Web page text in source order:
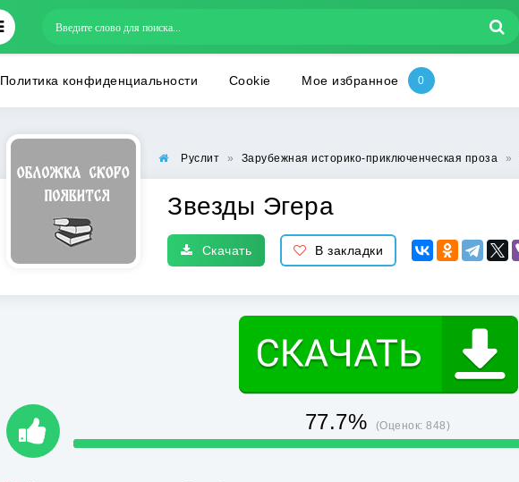
Политика конфиденциальности Cookie Мое избранное
Руслит » Зарубежная историко-приключенческая проза »
Звезды Эгера
Скачать В закладки
77.7% (Оценок:848)